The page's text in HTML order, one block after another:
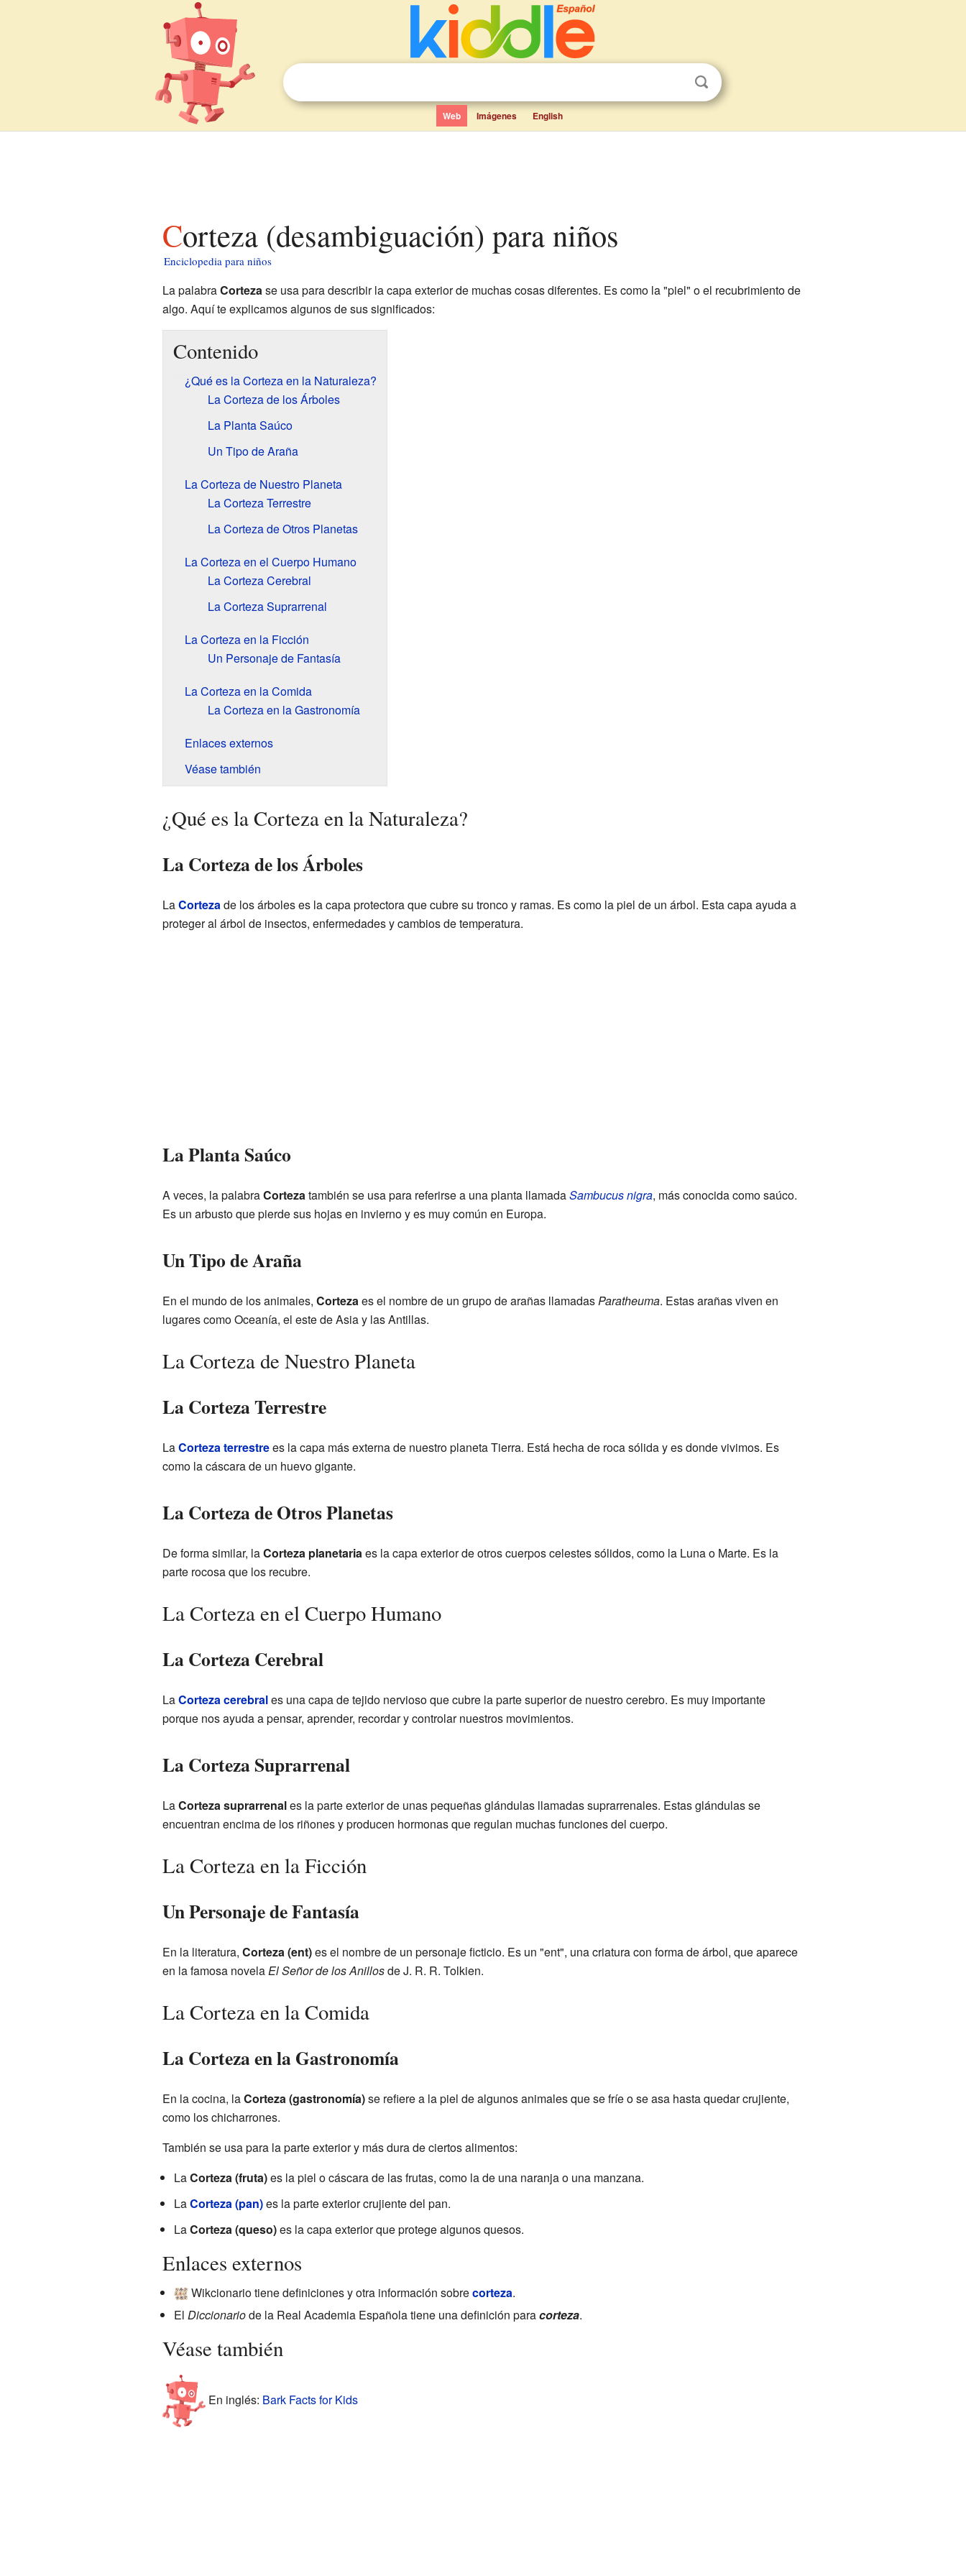
Web Imágenes English
Corteza (desambiguación) para niños
Enciclopedia para niños
La palabraCortezase usa para describir la capa exterior de muchas cosas diferentes. Es como la "piel" o el recubrimiento de
algo. Aquí te explicamos algunos de sus significados:
Contenido
¿Qué es la Corteza en la Naturaleza?
La Corteza de los Árboles
La Planta Saúco
Un Tipo de Araña
La Corteza de Nuestro Planeta
La Corteza Terrestre
La Corteza de Otros Planetas
La Corteza en el Cuerpo Humano
La Corteza Cerebral
La Corteza Suprarrenal
La Corteza en la Ficción
Un Personaje de Fantasía
La Corteza en la Comida
La Corteza en la Gastronomía
Enlaces externos
Véase también
¿Qué es la Corteza en la Naturaleza?
La Corteza de los Árboles
LaCortezade los árboles es la capa protectora que cubre su tronco y ramas. Es como la piel de un árbol. Esta capa ayuda a
proteger al árbol de insectos, enfermedades y cambios de temperatura.
La Planta Saúco
A veces, la palabraCortezatambién se usa para referirse a una planta llamadaSambucus nigra, más conocida como saúco.
Es un arbusto que pierde sus hojas en invierno y es muy común en Europa.
Un Tipo de Araña
En el mundo de los animales, Cortezaes el nombre de un grupo de arañas llamadasParatheuma. Estas arañas viven en
lugares como Oceanía, el este de Asia y las Antillas.
La Corteza de Nuestro Planeta
La Corteza Terrestre
LaCorteza terrestrees la capa más externa de nuestro planeta Tierra. Está hecha de roca sólida y es donde vivimos. Es
como la cáscara de un huevo gigante.
La Corteza de Otros Planetas
De forma similar, laCorteza planetariaes la capa exterior de otros cuerpos celestes sólidos, como la Luna o Marte. Es la
parte rocosa que los recubre.
La Corteza en el Cuerpo Humano
La Corteza Cerebral
LaCorteza cerebrales una capa de tejido nervioso que cubre la parte superior de nuestro cerebro. Es muy importante
porque nos ayuda a pensar, aprender, recordar y controlar nuestros movimientos.
La Corteza Suprarrenal
LaCorteza suprarrenales la parte exterior de unas pequeñas glándulas llamadas suprarrenales. Estas glándulas se
encuentran encima de los riñones y producen hormonas que regulan muchas funciones del cuerpo.
La Corteza en la Ficción
Un Personaje de Fantasía
En la literatura, Corteza (ent)es el nombre de un personaje ficticio. Es un "ent", una criatura con forma de árbol, que aparece
en la famosa novelaEl Señor de los Anillosde J. R. R. Tolkien.
La Corteza en la Comida
La Corteza en la Gastronomía
En la cocina, laCorteza (gastronomía)se refiere a la piel de algunos animales que se fríe o se asa hasta quedar crujiente,
como los chicharrones.
También se usa para la parte exterior y más dura de ciertos alimentos:
LaCorteza (fruta)es la piel o cáscara de las frutas, como la de una naranja o una manzana.
LaCorteza (pan)es la parte exterior crujiente del pan.
LaCorteza (queso)es la capa exterior que protege algunos quesos.
Enlaces externos
Wikcionario tiene definiciones y otra información sobrecorteza.
El Diccionariode la Real Academia Española tiene una definición paracorteza.
Véase también
En inglés: Bark Facts for Kids